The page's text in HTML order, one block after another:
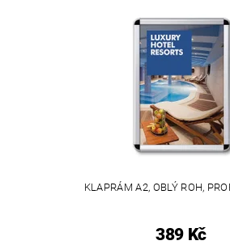
KLAPRÁM A2, OBLÝ ROH,
389 Kč